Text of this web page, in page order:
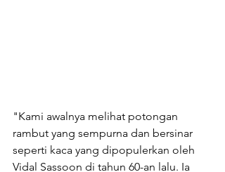
"Kami awalnya melihat potongan
rambut yang sempurna dan bersinar
seperti kaca yang dipopulerkan oleh
Vidal Sassoon di tahun 60-an lalu. Ia